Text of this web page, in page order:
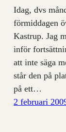
Idag, dvs
förmiddagen
Kastrup. Jag
inför
att inte säga
står den på
på ett…
2 februari